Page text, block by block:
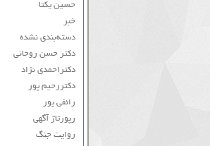
حسین یکتا
خبر
دسته‌بندی نشده
دکتر حسن روحانی
دکتراحمدی نژاد
دکتررحیم پور
رائفی پور
رپورتاژ آگهی
روایت جنگ